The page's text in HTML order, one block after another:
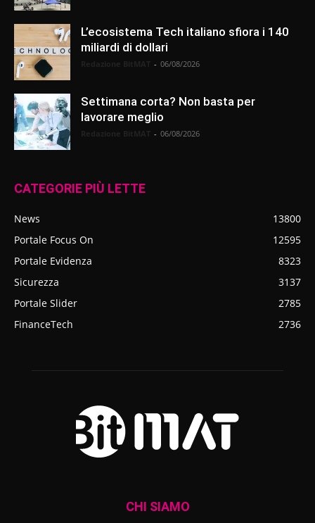
L’ecosistema Tech italiano sfiora i 140
miliardi di dollari
- 06/08/2026
Settimana corta? Non basta per
lavorare meglio
- 06/08/2026
CATEGORIE PIÙ LETTE
News
13800
Portale Focus On
12595
Portale Evidenza
8323
Sicurezza
3137
Portale Slider
2785
FinanceTech
2736
CHI SIAMO